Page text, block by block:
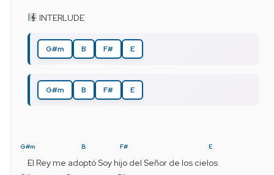
INTERLUDE
G#m B F# E
G#m B F# E
G#m B F# E
El Rey me adoptó Soy hijo del Señor de los cielos